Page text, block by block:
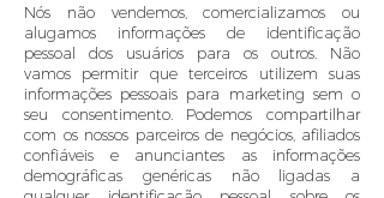
Nós não vendemos, comercializamos ou
alugamos informações de identificação
pessoal dos usuários para os outros. Não
vamos permitir que terceiros utilizem suas
informações pessoais para marketing sem o
seu consentimento. Podemos compartilhar
com os nossos parceiros de negócios, afiliados
confiáveis e anunciantes as informações
demográficas genéricas não ligadas a